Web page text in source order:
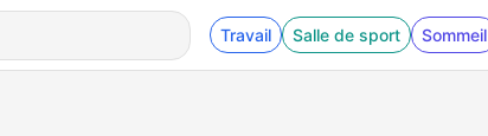
Travail Salle de sport Sommeil